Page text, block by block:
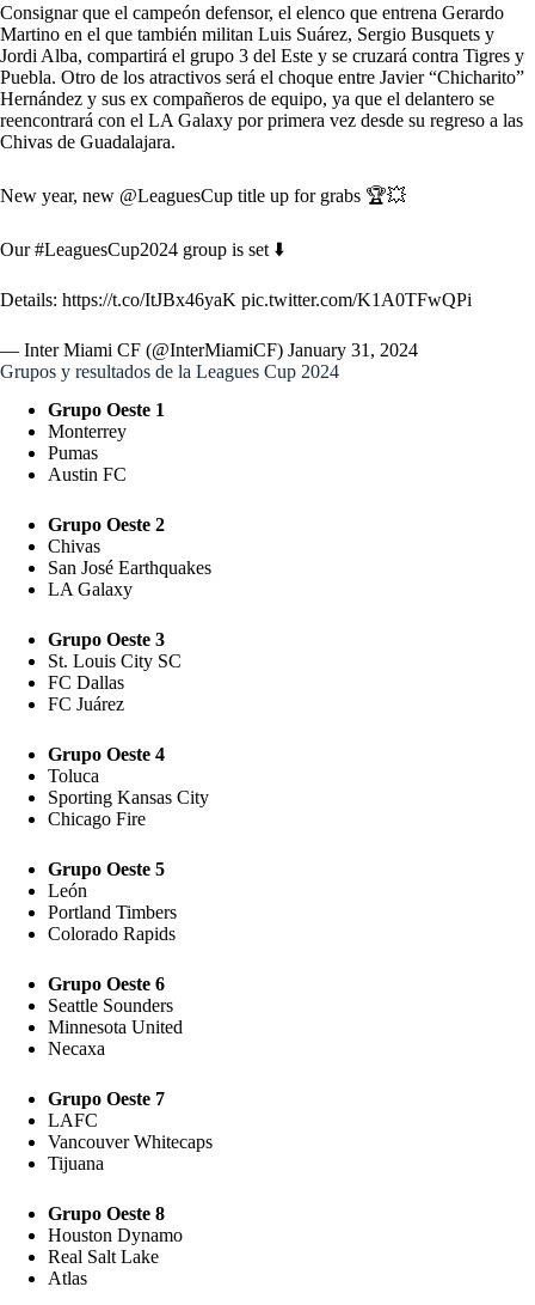
Consignar que el campeón defensor, el elenco que entrena Gerardo
Martino en el que también militan Luis Suárez, Sergio Busquets y
Jordi Alba, compartirá el grupo 3 del Este y se cruzará contra Tigres y
Puebla. Otro de los atractivos será el choque entre Javier “Chicharito”
Hernández y sus ex compañeros de equipo, ya que el delantero se
reencontrará con el LA Galaxy por primera vez desde su regreso a las
Chivas de Guadalajara.
New year, new @LeaguesCup title up for grabs 🏆💥
Our#LeaguesCup2024 group is set ⬇️
Details: https://t.co/ItJBx46yaK pic.twitter.com/K1A0TFwQPi
— Inter Miami CF (@InterMiamiCF) January 31, 2024
Grupos y resultados de la Leagues Cup 2024
Grupo Oeste 1
Monterrey
Pumas
Austin FC
Grupo Oeste 2
Chivas
San José Earthquakes
LA Galaxy
Grupo Oeste 3
St. Louis City SC
FC Dallas
FC Juárez
Grupo Oeste 4
Toluca
Sporting Kansas City
Chicago Fire
Grupo Oeste 5
León
Portland Timbers
Colorado Rapids
Grupo Oeste 6
Seattle Sounders
Minnesota United
Necaxa
Grupo Oeste 7
LAFC
Vancouver Whitecaps
Tijuana
Grupo Oeste 8
Houston Dynamo
Real Salt Lake
Atlas